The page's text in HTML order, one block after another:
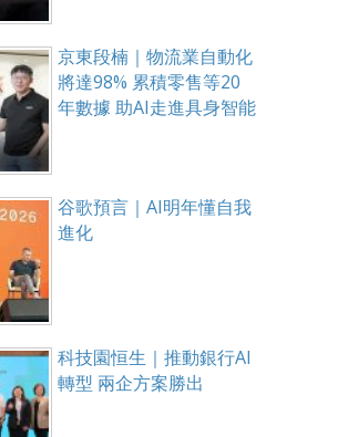
京東段楠｜物流業自動化
將達98% 累積零售等20
年數據 助AI走進具身智能
谷歌預言｜AI明年懂自我
進化
科技園恒生｜推動銀行AI
轉型 兩企方案勝出